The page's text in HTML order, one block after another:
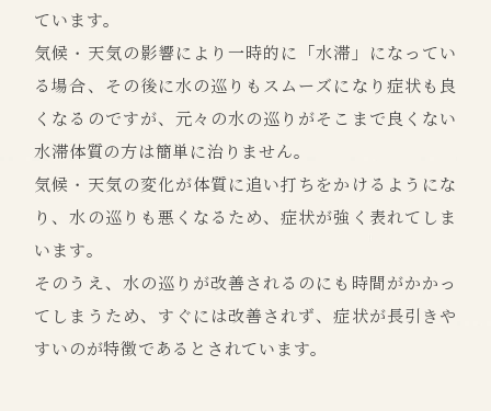
ています。
気候・天気の影響により一時的に「水滞」になってい
る場合、その後に水の巡りもスムーズになり症状も良
くなるのですが、元々の水の巡りがそこまで良くない
水滞体質の方は簡単に治りません。
気候・天気の変化が体質に追い打ちをかけるようにな
り、水の巡りも悪くなるため、症状が強く表れてしま
います。
そのうえ、水の巡りが改善されるのにも時間がかかっ
てしまうため、すぐには改善されず、症状が長引きや
すいのが特徴であるとされています。